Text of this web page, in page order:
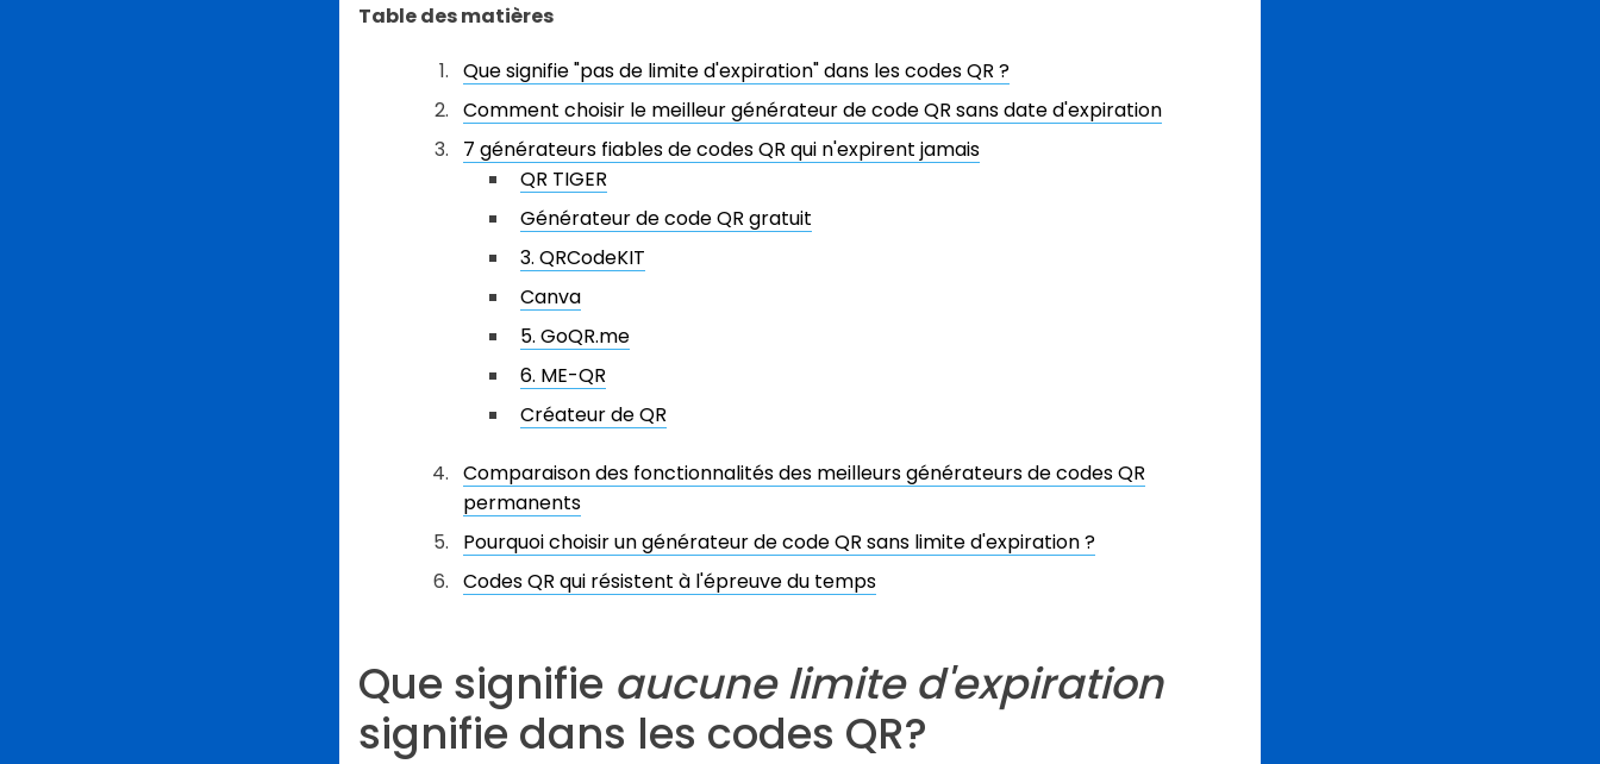
Table des matières
Que signifie "pas de limite d'expiration" dans les codes QR ?
Comment choisir le meilleur générateur de code QR sans date d'expiration
7 générateurs fiables de codes QR qui n'expirent jamais
QR TIGER
Générateur de code QR gratuit
3. QRCodeKIT
Canva
5. GoQR.me
6. ME-QR
Créateur de QR
Comparaison des fonctionnalités des meilleurs générateurs de codes QR
permanents
Pourquoi choisir un générateur de code QR sans limite d'expiration ?
Codes QR qui résistent à l'épreuve du temps
Que signifie aucune limite d'expiration
signifie dans les codes QR?